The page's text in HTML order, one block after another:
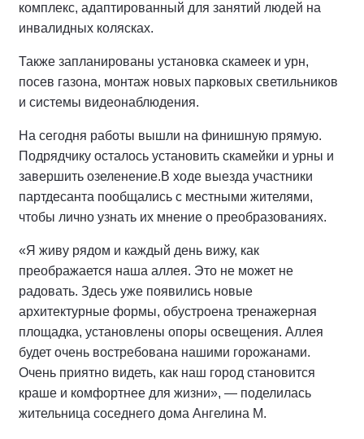
комплекс, адаптированный для занятий людей на
инвалидных колясках.
Также запланированы установка скамеек и урн,
посев газона, монтаж новых парковых светильников
и системы видеонаблюдения.
На сегодня работы вышли на финишную прямую.
Подрядчику осталось установить скамейки и урны и
завершить озеленение.В ходе выезда участники
партдесанта пообщались с местными жителями,
чтобы лично узнать их мнение о преобразованиях.
«Я живу рядом и каждый день вижу, как
преображается наша аллея. Это не может не
радовать. Здесь уже появились новые
архитектурные формы, обустроена тренажерная
площадка, установлены опоры освещения. Аллея
будет очень востребована нашими горожанами.
Очень приятно видеть, как наш город становится
краше и комфортнее для жизни», — поделилась
жительница соседнего дома Ангелина М.